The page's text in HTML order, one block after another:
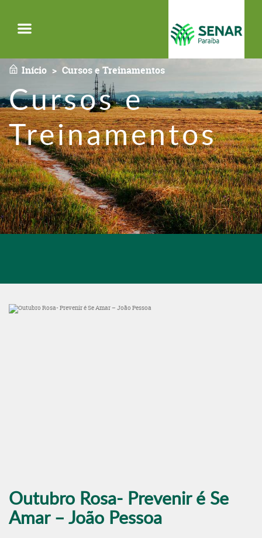
Início Cursos e Treinamentos
Cursos e
Treinamentos
Outubro Rosa- Prevenir é Se
Amar – João Pessoa